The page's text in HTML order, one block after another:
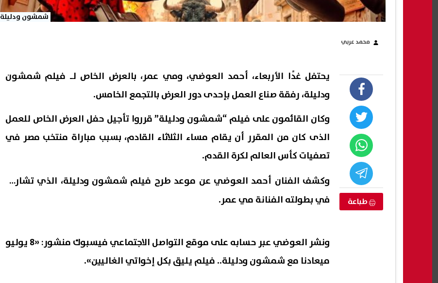
شمشون ودليلة
محمد عربي
طباعة
يحتفل غدًا الأربعاء، أحمد العوضي، ومي عمر، بالعرض الخاص لـ فيلم شمشون
ودليلة، رفقة صناع العمل بإحدى دور العرض بالتجمع الخامس.
وكان القائمون على فيلم “شمشون ودليلة” قرروا تأجيل حفل العرض الخاص للعمل
الذى كان من المقرر أن يقام مساء الثلاثاء القادم، بسبب مباراة منتخب مصر في
تصفيات كأس العالم لكرة القدم.
وكشف الفنان أحمد العوضي عن موعد طرح فيلم شمشون ودليلة، الذي تشاركه
في بطولته الفنانة مي عمر.
ونشر العوضي عبر حسابه على موقع التواصل الاجتماعي فيسبوك منشور: «8 يوليو
ميعادنا مع شمشون ودليلة.. فيلم يليق بكل إخواتي الغاليين».